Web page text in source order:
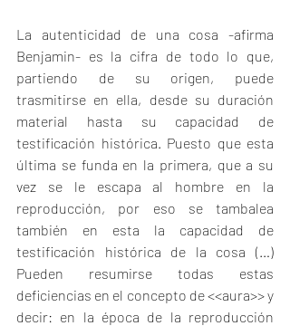
La autenticidad de una cosa -afirma
Benjamin- es la cifra de todo lo que,
partiendo de su origen, puede
trasmitirse en ella, desde su duración
material hasta su capacidad de
testificación histórica. Puesto que esta
última se funda en la primera, que a su
vez se le escapa al hombre en la
reproducción, por eso se tambalea
también en esta la capacidad de
testificación histórica de la cosa (…)
Pueden resumirse todas estas
deficiencias en el concepto de <<aura>> y
decir: en la época de la reproducción